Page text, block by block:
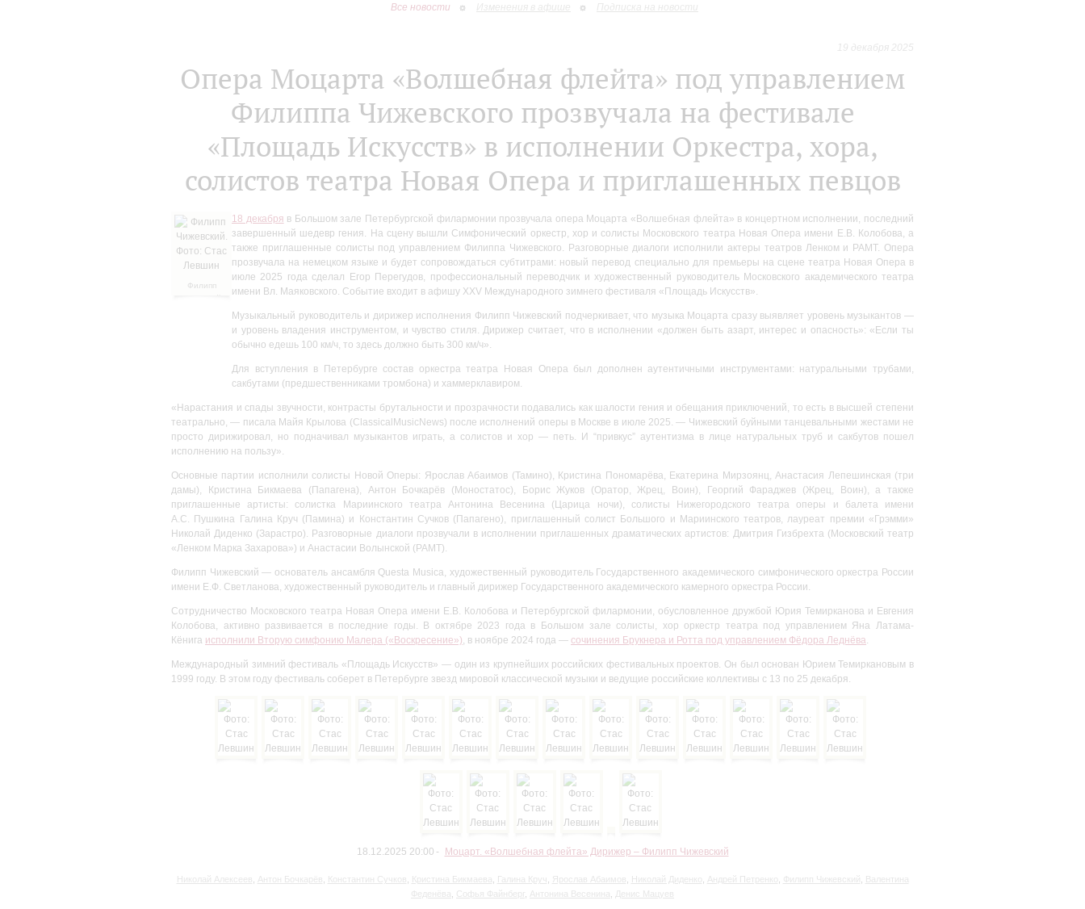
Все новости Изменения в афише Подписка на новости
19 декабря 2025
Опера Моцарта «Волшебная флейта» под управлением
Филиппа Чижевского прозвучала на фестивале
«Площадь Искусств» в исполнении Оркестра, хора,
солистов театра Новая Опера и приглашенных певцов
Филипп
Чижевский.
18 декабря в Большом зале Петербургской филармонии прозвучала опера Моцарта «Волшебная флейта» в концертном исполнении, последний
завершенный шедевр гения. На сцену вышли Симфонический оркестр, хор и солисты Московского театра Новая Опера имени Е.В. Колобова, а
также приглашенные солисты под управлением Филиппа Чижевского. Разговорные диалоги исполнили актеры театров Ленком и РАМТ. Опера
прозвучала на немецком языке и будет сопровождаться субтитрами: новый перевод специально для премьеры на сцене театра Новая Опера в
июле 2025 года сделал Егор Перегудов, профессиональный переводчик и художественный руководитель Московского академического театра
имени Вл. Маяковского. Событие входит в афишу XXV Международного зимнего фестиваля «Площадь Искусств».
Музыкальный руководитель и дирижер исполнения Филипп Чижевский подчеркивает, что музыка Моцарта сразу выявляет уровень музыкантов —
и уровень владения инструментом, и чувство стиля. Дирижер считает, что в исполнении «должен быть азарт, интерес и опасность»: «Если ты
обычно едешь 100 км/ч, то здесь должно быть 300 км/ч».
Для вступления в Петербурге состав оркестра театра Новая Опера был дополнен аутентичными инструментами: натуральными трубами,
сакбутами (предшественниками тромбона) и хаммерклавиром.
«Нарастания и спады звучности, контрасты брутальности и прозрачности подавались как шалости гения и обещания приключений, то есть в высшей степени
театрально, — писала Майя Крылова (ClassicalMusicNews) после исполнений оперы в Москве в июле 2025. — Чижевский буйными танцевальными жестами не
просто дирижировал, но подначивал музыкантов играть, а солистов и хор — петь. И “привкус” аутентизма в лице натуральных труб и сакбутов пошел
исполнению на пользу».
Основные партии исполнили солисты Новой Оперы: Ярослав Абаимов (Тамино), Кристина Пономарёва, Екатерина Мирзоянц, Анастасия Лепешинская (три
дамы), Кристина Бикмаева (Папагена), Антон Бочкарёв (Моностатос), Борис Жуков (Оратор, Жрец, Воин), Георгий Фараджев (Жрец, Воин), а также
приглашенные артисты: солистка Мариинского театра Антонина Весенина (Царица ночи), солисты Нижегородского театра оперы и балета имени
А.С. Пушкина Галина Круч (Памина) и Константин Сучков (Папагено), приглашенный солист Большого и Мариинского театров, лауреат премии «Грэмми»
Николай Диденко (Зарастро). Разговорные диалоги прозвучали в исполнении приглашенных драматических артистов: Дмитрия Гизбрехта (Московский театр
«Ленком Марка Захарова») и Анастасии Волынской (РАМТ).
Филипп Чижевский — основатель ансамбля Questa Musica, художественный руководитель Государственного академического симфонического оркестра России
имени Е.Ф. Светланова, художественный руководитель и главный дирижер Государственного академического камерного оркестра России.
Сотрудничество Московского театра Новая Опера имени Е.В. Колобова и Петербургской филармонии, обусловленное дружбой Юрия Темирканова и Евгения
Колобова, активно развивается в последние годы. В октябре 2023 года в Большом зале солисты, хор оркестр театра под управлением Яна Латама-
Кёнига исполнили Вторую симфонию Малера («Воскресение») , в ноябре 2024 года — сочинения Брукнера и Ротта под управлением Фёдора Леднёва
Международный зимний фестиваль «Площадь Искусств» — один из крупнейших российских фестивальных проектов. Он был основан Юрием Темиркановым в
1999 году. В этом году фестиваль соберет в Петербурге звезд мировой классической музыки и ведущие российские коллективы с 13 по 25 декабря.
18.12.2025 20:00 Моцарт. «Волшебная флейта» Дирижер – Филипп Чижевский
Николай Алексеев Антон Бочкарёв Константин Сучков Кристина Бикмаева Галина Круч Ярослав Абаимов Николай Диденко Андрей Петренко Филипп Чижевский
Валентина
Феденёва
Софья Файнберг Антонина Весенина Денис Мацуев